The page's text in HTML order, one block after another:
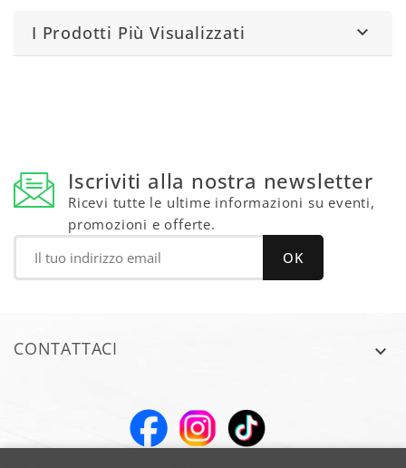
I Prodotti Più Visualizzati 
Iscriviti alla nostra newsletter
Ricevi tutte le ultime informazioni su eventi,
promozioni e offerte.
CONTATTACI 